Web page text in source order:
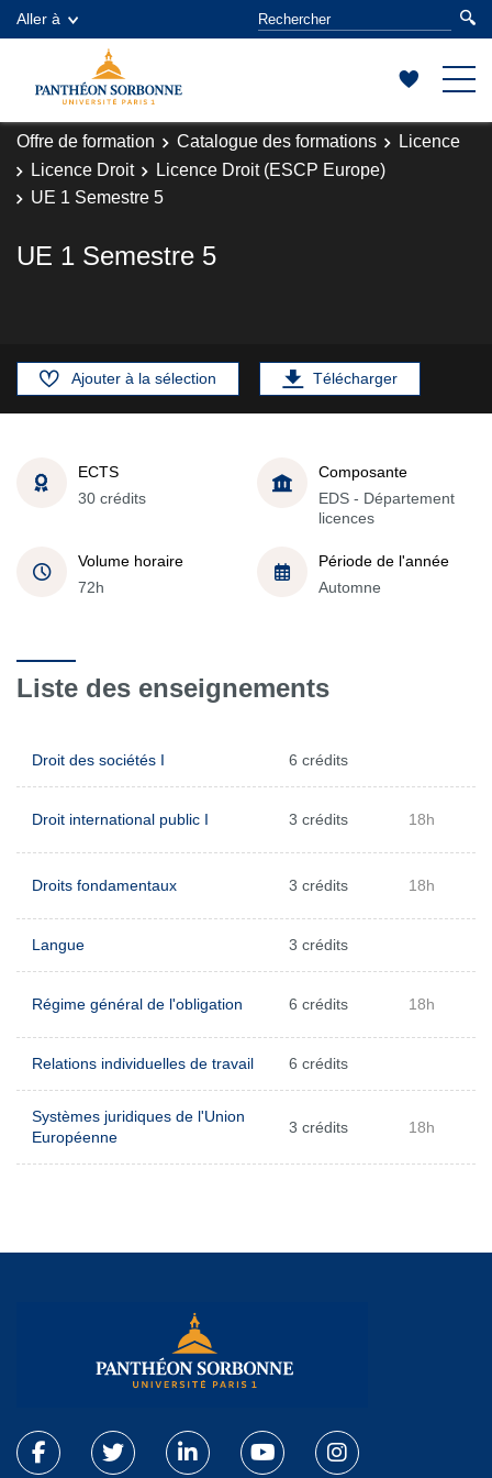
Aller à
Offre de formation Catalogue des formations
Licence
Licence Droit
Licence Droit (ESCP Europe)
UE 1 Semestre 5
UE 1 Semestre 5
Ajouter à la sélection Télécharger
ECTS
30 crédits
Composante
EDS - Département
licences
Volume horaire
72h
Période de l'année
Automne
Liste des enseignements
Droit des sociétés I 6 crédits
Droit international public I 3 crédits 18h
Droits fondamentaux 3 crédits 18h
Langue 3 crédits
Régime général de l'obligation 6 crédits 18h
Relations individuelles de travail 6 crédits
Systèmes juridiques de l'Union
Européenne
3 crédits 18h